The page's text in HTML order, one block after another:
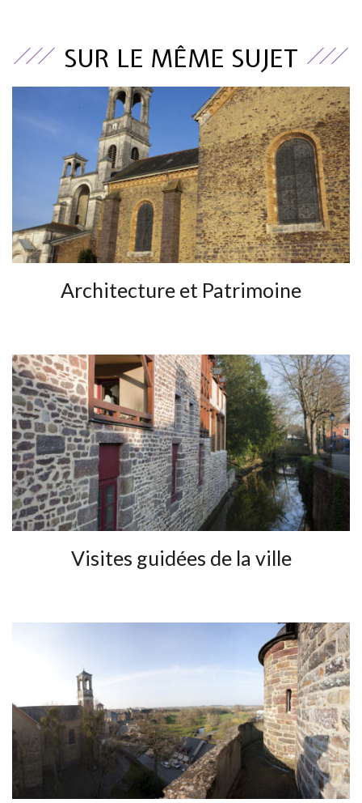
SUR LE MÊME SUJET
Architecture et Patrimoine
Visites guidées de la ville